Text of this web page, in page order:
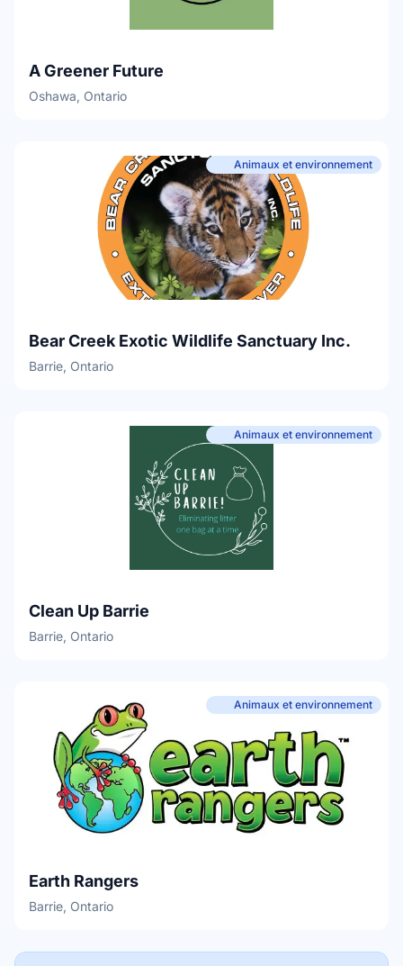
A Greener Future
Oshawa, Ontario
Animaux et environnement
Bear Creek Exotic Wildlife Sanctuary Inc.
Barrie, Ontario
Animaux et environnement
Clean Up Barrie
Barrie, Ontario
Animaux et environnement
Earth Rangers
Barrie, Ontario